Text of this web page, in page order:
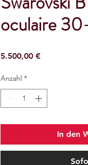
oculaire
5.500,00 €Preis
Anzahl *
In den